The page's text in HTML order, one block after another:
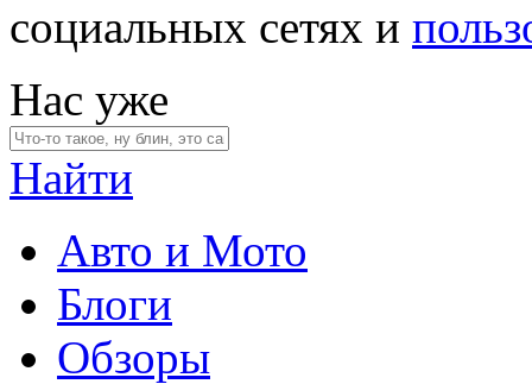
социальных сетях и
Нас уже
Найти
Авто и Мото
Блоги
Обзоры